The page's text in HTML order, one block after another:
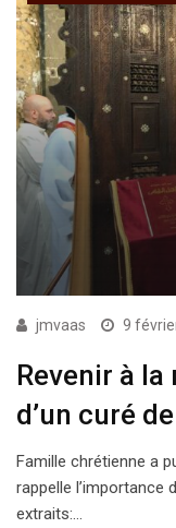
jmvaas 9
Revenir à la
d’un curé
Famille chrétienne a
rappelle l’importance
extraits:…